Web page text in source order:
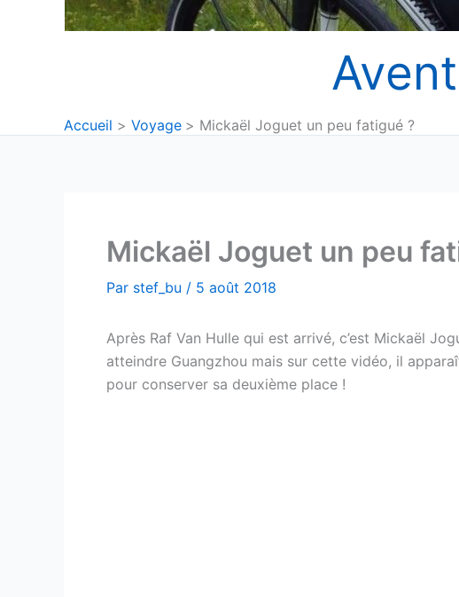
Accueil Voyage Mickaël Joguet un peu fatigué ?
Mickaël Joguet un peu
Par stef_bu / 5 août 2018
Après Raf Van Hulle qui est arrivé, c’est Mickaël
atteindre Guangzhou mais sur cette vidéo, il
pour conserver sa deuxième place !